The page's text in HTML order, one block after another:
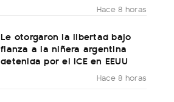
Hace 8 horas
Le otorgaron la libertad bajo
fianza a la niñera argentina
detenida por el ICE en EEUU
Hace 8 horas